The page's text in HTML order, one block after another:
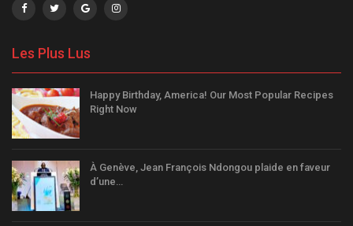
Les Plus Lus
Happy Birthday, America! Our Most Popular Recipes
Right Now
À Genève, Jean François Ndongou plaide en faveur
d’une…